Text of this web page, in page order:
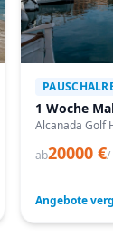
1 Woche
Alcanada Golf
ab20000 €/
Angebote